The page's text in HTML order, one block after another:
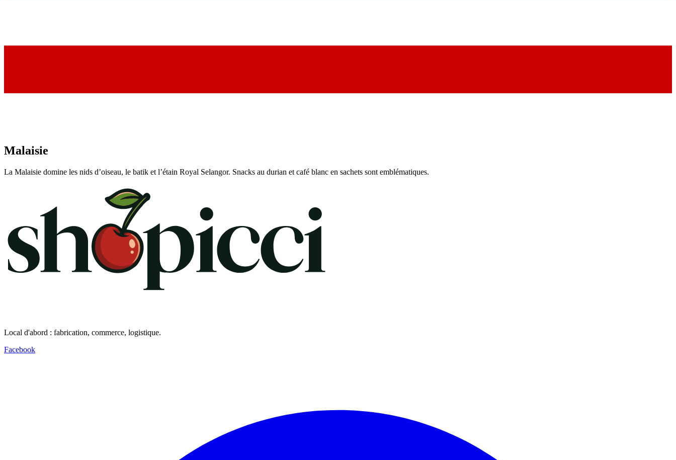
Malaisie
La Malaisie domine les nids d’oiseau, le batik et l’étain Royal Selangor. Snacks au durian et café blanc en sachets sont emblématiques.
Local d'abord : fabrication, commerce, logistique.
Facebook